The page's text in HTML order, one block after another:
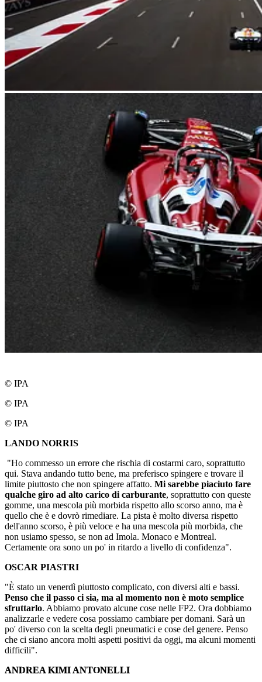
© IPA
© IPA
© IPA
LANDO NORRIS
"Ho commesso un errore che rischia di costarmi caro, soprattutto
qui. Stava andando tutto bene, ma preferisco spingere e trovare il
limite piuttosto che non spingere affatto. Mi sarebbe piaciuto fare
qualche giro ad alto carico di carburante, soprattutto con queste
gomme, una mescola più morbida rispetto allo scorso anno, ma è
quello che è e dovrò rimediare. La pista è molto diversa rispetto
dell'anno scorso, è più veloce e ha una mescola più morbida, che
non usiamo spesso, se non ad Imola. Monaco e Montreal.
Certamente ora sono un po' in ritardo a livello di confidenza".
OSCAR PIASTRI
"È stato un venerdì piuttosto complicato, con diversi alti e bassi.
Penso che il passo ci sia, ma al momento non è moto semplice
sfruttarlo. Abbiamo provato alcune cose nelle FP2. Ora dobbiamo
analizzarle e vedere cosa possiamo cambiare per domani. Sarà un
po' diverso con la scelta degli pneumatici e cose del genere. Penso
che ci siano ancora molti aspetti positivi da oggi, ma alcuni momenti
difficili".
ANDREA KIMI ANTONELLI